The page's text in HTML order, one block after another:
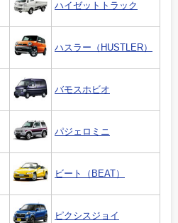
ハイゼットトラック
ハスラー（HUSTLER）
バモスホビオ
パジェロミニ
ビート（BEAT）
ピクシスジョイ